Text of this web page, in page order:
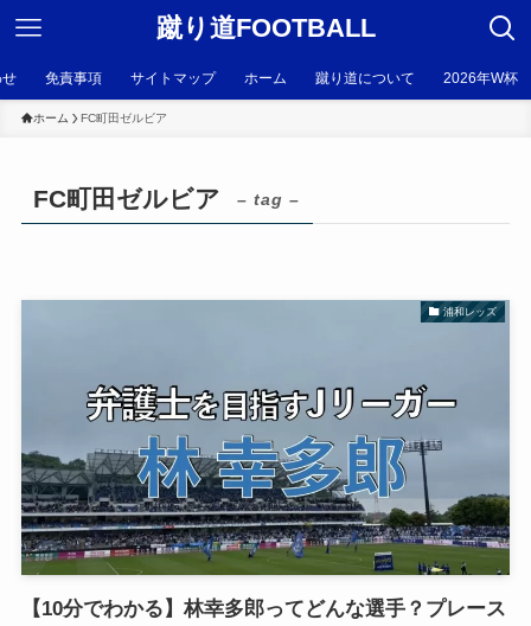
蹴り道FOOTBALL
免責事項 サイトマップ ホーム 蹴り道について 2026年W杯
ホーム FC町田ゼルビア
FC町田ゼルビア – tag –
浦和レッズ
【10分でわかる】林幸多郎ってどんな選手？プレース